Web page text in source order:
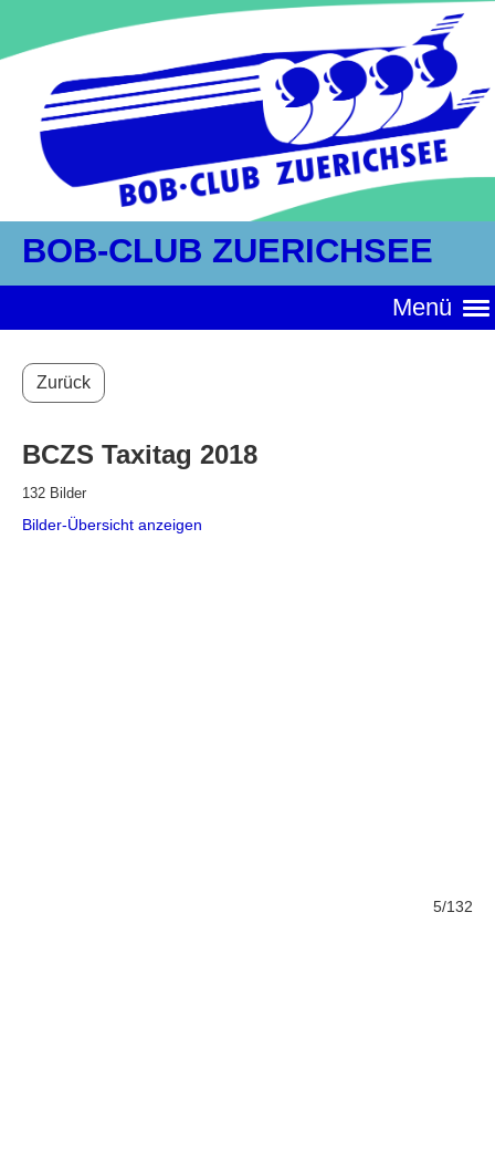
BOB-CLUB ZUERICHSEE
Menü
Zurück
BCZS Taxitag 2018
132 Bilder
Bilder-Übersicht anzeigen
5/132